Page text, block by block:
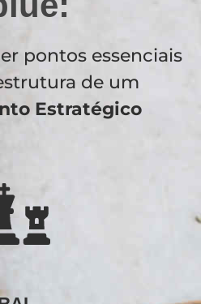
pontos essenciais
de um
Estratégico